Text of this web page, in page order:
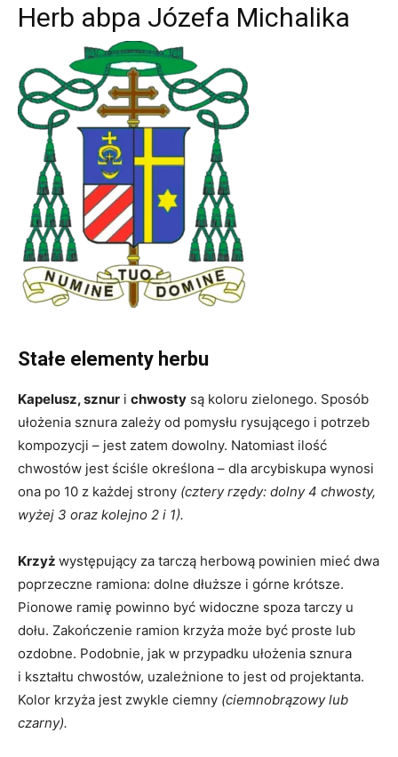
Herb abpa Józefa Michalika
Stałe elementy herbu
Kapelusz, sznur i chwosty są koloru zielonego. Sposób
ułożenia sznura zależy od pomysłu rysującego i po­trzeb
kom­pozycji – jest zatem dowolny. Natomiast ilość
chwostów jest ściśle określona – dla arcybiskupa wynosi
ona po 10 z każdej strony (cztery rzędy: dolny 4 chwosty,
wyżej 3 oraz kolejno 2 i 1).
Krzyż występujący za tarczą herbową powinien mieć dwa
poprzeczne ramiona: dolne dłuższe i górne krótsze.
Pionowe ramię powinno być widoczne spoza tarczy u
dołu. Zakończenie ramion krzyża może być proste lub
ozdobne. Podobnie, jak w przypadku ułożenia sznura
i kształtu chwostów, uzależnione to jest od projektanta.
Kolor krzyża jest zwykle ciemny (ciemnobrązowy lub
czarny).